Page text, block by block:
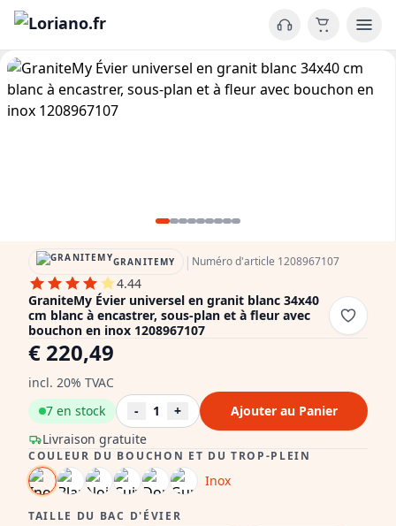
GRANITEMY | Numéro d'article 1208967107
4.44
GraniteMy Évier universel en granit blanc 34x40
cm blanc à encastrer, sous-plan et à fleur avec
bouchon en inox 1208967107
€ 220,49
incl. 20% TVAC
Livraison gratuite
7 en stock - 1 + Ajouter au Panier
COULEUR DU BOUCHON ET DU TROP-PLEIN
Inox
TAILLE DU BAC D'ÉVIER